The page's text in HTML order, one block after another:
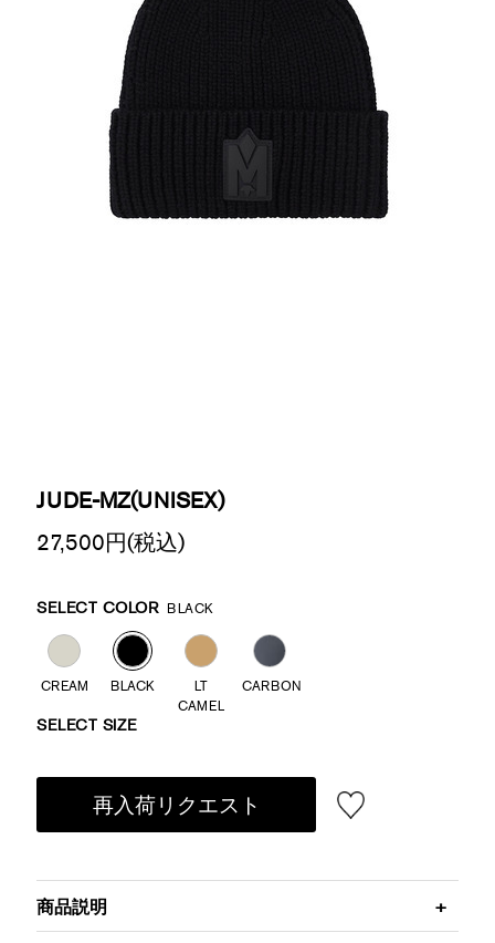
JUDE-MZ(UNISEX)
27,500円(税込)
Variations
SELECT COLOR BLACK
CREAM BLACK
LT
CAMEL
CARBON
SELECT SIZE
再入荷リクエスト
商品説明